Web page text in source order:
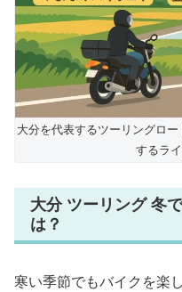
大分を代表するツーリングロ
するラ
大分 ツーリング 冬
は？
寒い季節でもバイクを楽